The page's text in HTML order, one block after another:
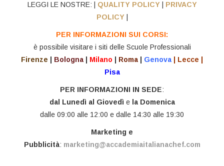
LEGGI LE NOSTRE: | QUALITY POLICY| PRIVACY
POLICY|
PER INFORMAZIONI SUI CORSI:
è possibile visitare i siti delle Scuole Professionali
Firenze
Bologna Milano Roma Genova Lecce
Pisa
PER INFORMAZIONI IN SEDE:
dal Lunedì al Giovedì e la Domenica
dalle 09:00 alle 12:00 e dalle 14:30 alle 19:30
Marketing e
Pubblicità: marketing@accademiaitalianachef.com